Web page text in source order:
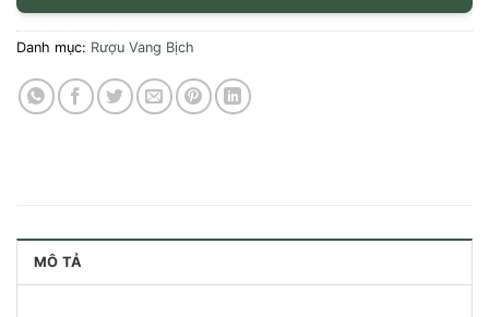
Danh mục: Rượu Vang Bịch
MÔ TẢ